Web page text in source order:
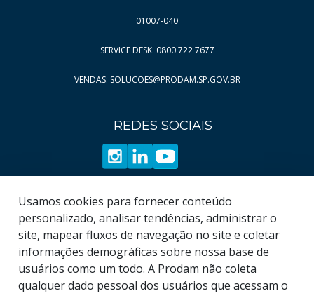
01007-040
SERVICE DESK: 0800 722 7677
VENDAS: SOLUCOES@PRODAM.SP.GOV.BR
REDES SOCIAIS
Usamos cookies para fornecer conteúdo
personalizado, analisar tendências, administrar o
site, mapear fluxos de navegação no site e coletar
informações demográficas sobre nossa base de
usuários como um todo. A Prodam não coleta
qualquer dado pessoal dos usuários que acessam o